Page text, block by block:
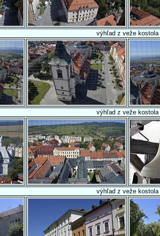
výhľad z veže kostola
výhľad z veže kostola
výhľad z veže kostola